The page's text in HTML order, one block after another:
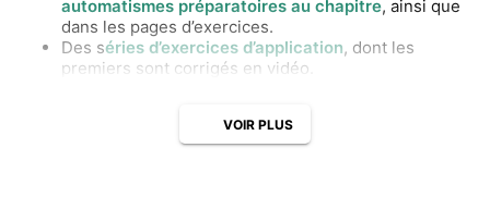
automatismes préparatoires au chapitre, ainsi que
dans les pages d’exercices.
Des séries d’exercices d’application, dont les
premiers sont corrigés en vidéo.
exercices interactifssur toutes les notions de
VOIR PLUS